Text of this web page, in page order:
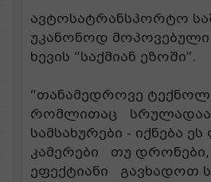
ავტოსატრანსპორტო
უკანონოდ მოპოვებული
ხევის “საქმიან ეზოში”.
“თანამედროვე
რომლითაც სრულადაა
სამსახურები - იქნება
კამერები თუ
ეფექტიანი გავხადოთ